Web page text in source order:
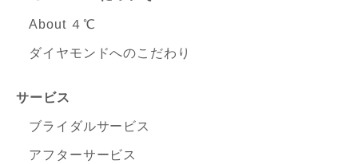
About ４℃
ダイヤモンドへのこだわり
サービス
ブライダルサービス
アフターサービス